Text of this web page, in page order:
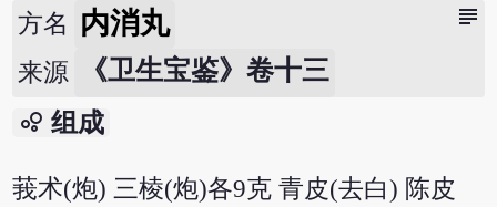
subject
方名 内消丸
来源 《卫生宝鉴》卷十三
bubble_chart 组成
莪术(炮) 三棱(炮)各9克 青皮(去白) 陈皮